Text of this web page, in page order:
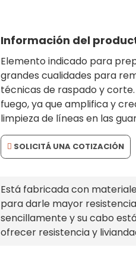
Información del
Elemento indicado para
grandes cualidades para
técnicas de raspado y
fuego, ya que amplifica y
limpieza de líneas en las
SOLICITÁ UNA COTIZACIÓN
Está fabricada con
para darle mayor
sencillamente y su cabo
ofrecer resistencia y